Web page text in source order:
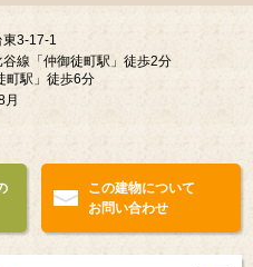
東3-17-1
線「仲御徒町駅」徒歩2分
町駅」徒歩6分
月
この建物について
お問い合わせ